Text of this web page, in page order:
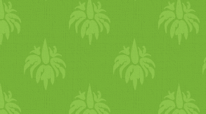
fűszerkeverékből 4
jéghideg víz egy
frissen facsart